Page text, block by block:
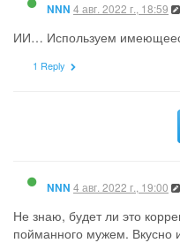
NNN 4 авг. 2022 г., 18:59
ИИ… Используем
1 Reply
NNN 4 авг. 2022 г., 19:00
Не знаю, будет ли это
пойманного мужем. Вкусно